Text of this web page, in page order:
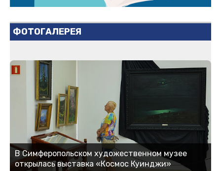
ФОТОГАЛЕРЕЯ
В Симферопольском художественном музее
открылась выставка «Космос Куинджи»